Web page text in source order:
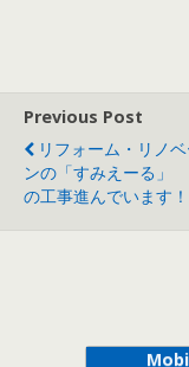
Previous Post
リフォーム・リノ
ンの「すみえーる」
の工事進んでいます！